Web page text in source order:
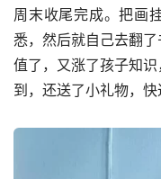
周末收尾完成。把画
悉，然后就自己去翻
值了，又涨了孩子知
到，还送了小礼物，